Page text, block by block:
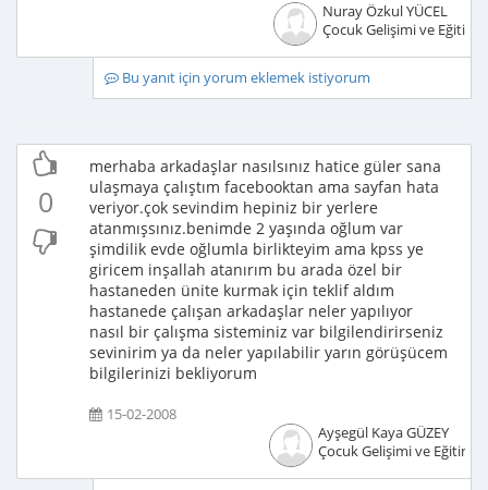
Nuray Özkul YÜCEL
Çocuk Gelişimi ve
Bu yanıt için yorum eklemek istiyorum
0
merhaba arkadaşlar nasılsınız hatice güler sana
ulaşmaya çalıştım facebooktan ama sayfan hata
veriyor.çok sevindim hepiniz bir yerlere
atanmışsınız.benimde 2 yaşında oğlum var
şimdilik evde oğlumla birlikteyim ama kpss ye
giricem inşallah atanırım bu arada özel bir
hastaneden ünite kurmak için teklif aldım
hastanede çalışan arkadaşlar neler yapılıyor
nasıl bir çalışma sisteminiz var bilgilendirirseniz
sevinirim ya da neler yapılabilir yarın görüşücem
bilgilerinizi bekliyorum
15-02-2008
Ayşegül Kaya GÜZEY
Çocuk Gelişimi ve